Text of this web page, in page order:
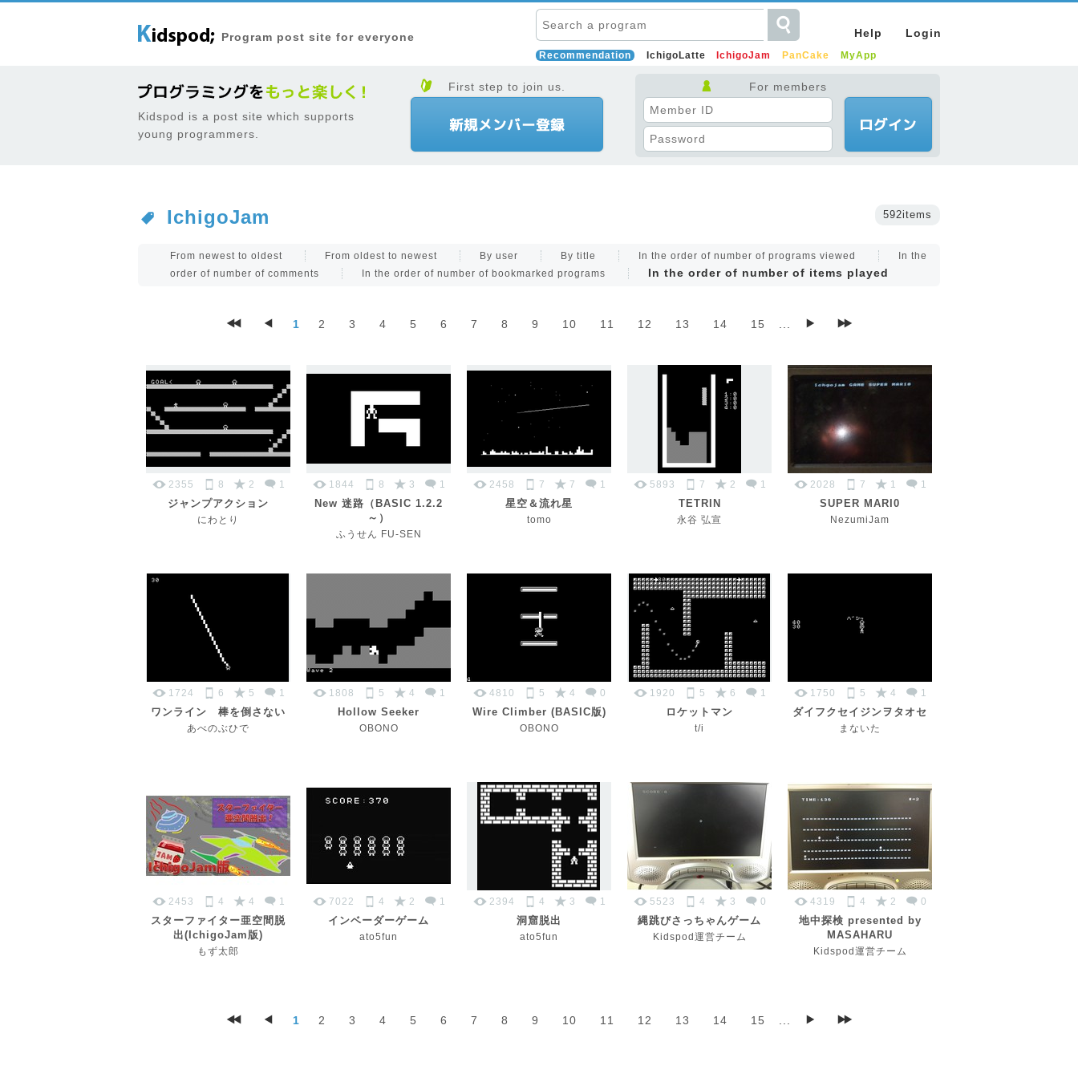
Program post site for everyone Help Login
Recommendation IchigoLatte IchigoJam PanCake MyApp
Kidspod is a post site which supports
young programmers.
First step to join us. For members
IchigoJam 592items
From newest to oldest From oldest to newest By user By title In the order of number of programs viewed
In the
order of number of comments
In the order of number of bookmarked programs In the order of number of items played
1 2 3 4 5 6 7 8 9 10 11 12 13 14 15
2355 8 2 1
ジャンプアクション
にわとり
1844 8 3 1
New 迷路（BASIC 1.2.2
～）
ふうせん FU-SEN
2458 7 7 1
星空＆流れ星
tomo
5893 7 2 1
TETRIN
永谷 弘宣
2028 7 1 1
SUPER MARI0
NezumiJam
1724 6 5 1
ワンライン 棒を倒さない
あべのぶひで
1808 5 4 1
Hollow Seeker
OBONO
4810 5 4 0
Wire Climber (BASIC版)
OBONO
1920 5 6 1
ロケットマン
t/i
1750 5 4 1
ダイフクセイジンヲタオセ
まないた
2453 4 4 1
スターファイター亜空間脱
出(IchigoJam版)
もず太郎
7022 4 2 1
インベーダーゲーム
ato5fun
2394 4 3 1
洞窟脱出
ato5fun
5523 4 3 0
縄跳びさっちゃんゲーム
Kidspod運営チーム
4319 4 2 0
地中探検 presented by
MASAHARU
Kidspod運営チーム
1 2 3 4 5 6 7 8 9 10 11 12 13 14 15